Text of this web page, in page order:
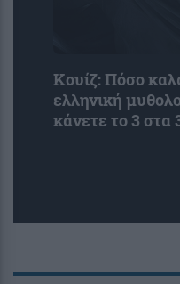
Κουίζ: Πόσο
ελληνική
κάνετε το 3 στα